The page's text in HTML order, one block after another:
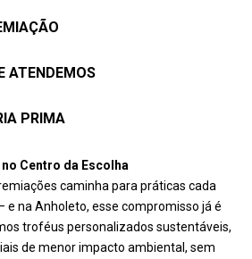
ATENDEMOS
PRIMA
Centro da Escolha
caminha para práticas cada
e na Anholeto, esse compromisso já é
troféus personalizados sustentáveis,
de menor impacto ambiental, sem